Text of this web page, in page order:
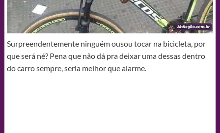
Surpreendentemente ninguém ousou tocar na bicicleta, por
que será né? Pena que não dá pra deixar uma dessas dentro
do carro sempre, seria melhor que alarme.